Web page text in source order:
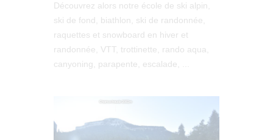
Découvrez alors notre école de ski alpin,
ski de fond, biathlon, ski de randonnée,
raquettes et snowboard en hiver et
randonnée, VTT, trottinette, rando aqua,
canyoning, parapente, escalade, ...